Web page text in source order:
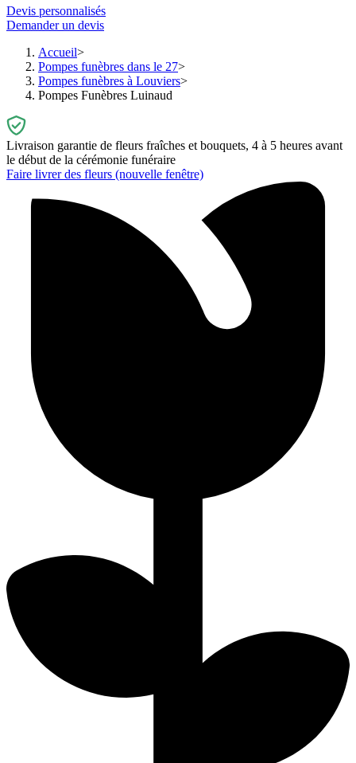
Devis personnalisés
Demander un devis
Accueil
Pompes funèbres dans le 27
Pompes funèbres à Louviers
Pompes Funèbres Luinaud
Livraison garantie de fleurs fraîches et bouquets, 4 à 5 heures avant
le début de la cérémonie funéraire
Faire livrer des fleurs (nouvelle fenêtre)